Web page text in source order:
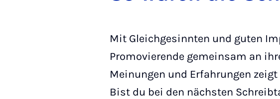
Mit Gleichgesinnten und guten
Promovierende gemeinsam an
Meinungen und Erfahrungen
Bist du bei den nächsten